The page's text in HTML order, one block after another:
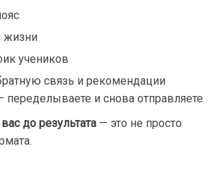
жизни
учеников
связь и рекомендации
переделываете и снова отправляете
васдо результата — это не просто